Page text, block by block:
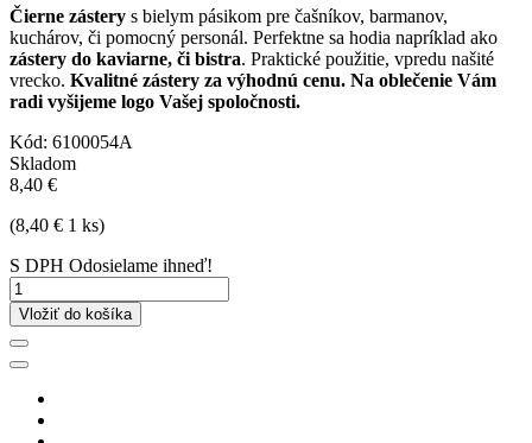
Čierne zástery s bielym pásikom pre čašníkov, barmanov,
kuchárov, či pomocný personál. Perfektne sa hodia napríklad ako
zástery do kaviarne, či bistra. Praktické použitie, vpredu našité
vrecko. Kvalitné zástery za výhodnú cenu. Na oblečenie Vám
radi vyšijeme logo Vašej spoločnosti.
Kód: 6100054A
Skladom
8,40 €
(8,40 € 1 ks)
S DPH Odosielame ihneď!
Vložiť do košíka